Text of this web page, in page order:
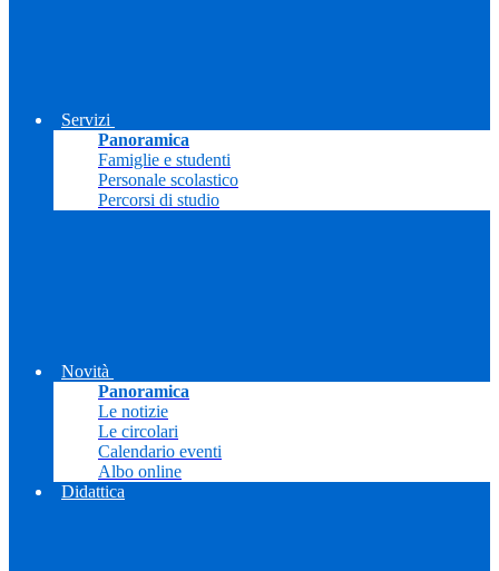
Servizi
Panoramica
Famiglie e studenti
Personale scolastico
Percorsi di studio
Novità
Panoramica
Le notizie
Le circolari
Calendario eventi
Albo online
Didattica